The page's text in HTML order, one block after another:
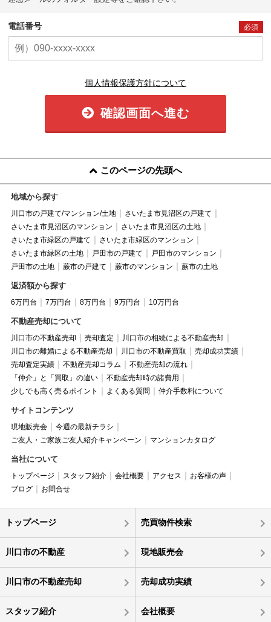
電話番号 必須
個人情報保護方針について
確認画面へ進む
このページの先頭へ
地域から探す
川口市の戸建て/マンション/土地
さいたま市見沼区の戸建て
さいたま市見沼区のマンション
さいたま市見沼区の土地
さいたま市緑区の戸建て
さいたま市緑区のマンション
さいたま市緑区の土地
戸田市の戸建て
戸田市のマンション
戸田市の土地
蕨市の戸建て 蕨市のマンション 蕨市の土地
返済額から探す
6万円台 7万円台 8万円台 9万円台 10万円台
不動産売却について
川口市の不動産売却 売却査定
川口市の相続による不動産売却
川口市の離婚による不動産売却
川口市の不動産買取
売却成功実績
売却査定実績
不動産売却コラム
不動産売却の流れ
「仲介」と「買取」の違い
不動産売却時の諸費用
少しでも高く売るポイント
よくある質問 仲介手数料について
サイトコンテンツ
現地販売会
今週の最新チラシ
ご友人・ご家族ご友人紹介キャンペーン
マンションカタログ
当社について
トップページ スタッフ紹介 会社概要 アクセス
お客様の声
ブログ
お問合せ
トップページ 売買物件検索
川口市の不動産 現地販売会
川口市の不動産売却 売却成功実績
スタッフ紹介 会社概要